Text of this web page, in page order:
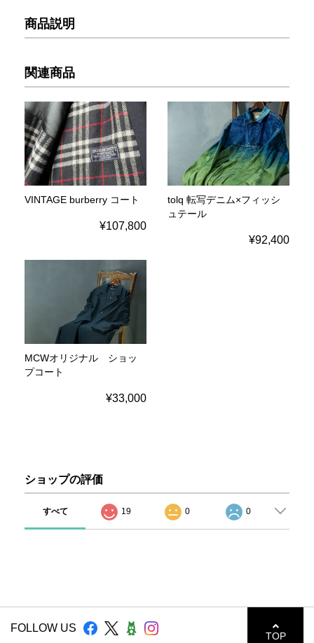
商品説明
関連商品
VINTAGE burberry コート
¥107,800
tolq 転写デニム×フィッシ
ュテール
¥92,400
MCWオリジナル ショッ
プコート
¥33,000
ショップの評価
すべて 19 0 0
FOLLOW US
TOP